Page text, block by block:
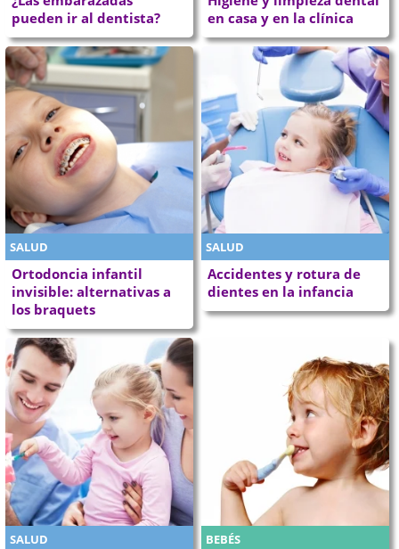
pueden ir al dentista?
en casa y en la clínica
SALUD
Ortodoncia infantil
invisible: alternativas a
los braquets
SALUD
Accidentes y rotura de
dientes en la infancia
SALUD BEBÉS